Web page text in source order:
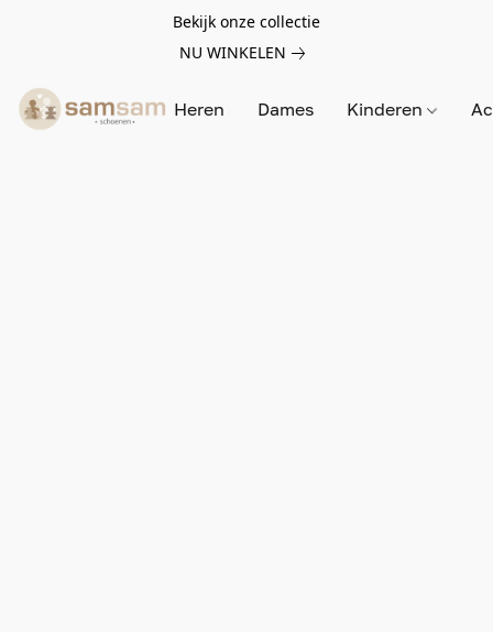
Bekijk onze collectie
NU WINKELEN
Heren Dames Kinderen